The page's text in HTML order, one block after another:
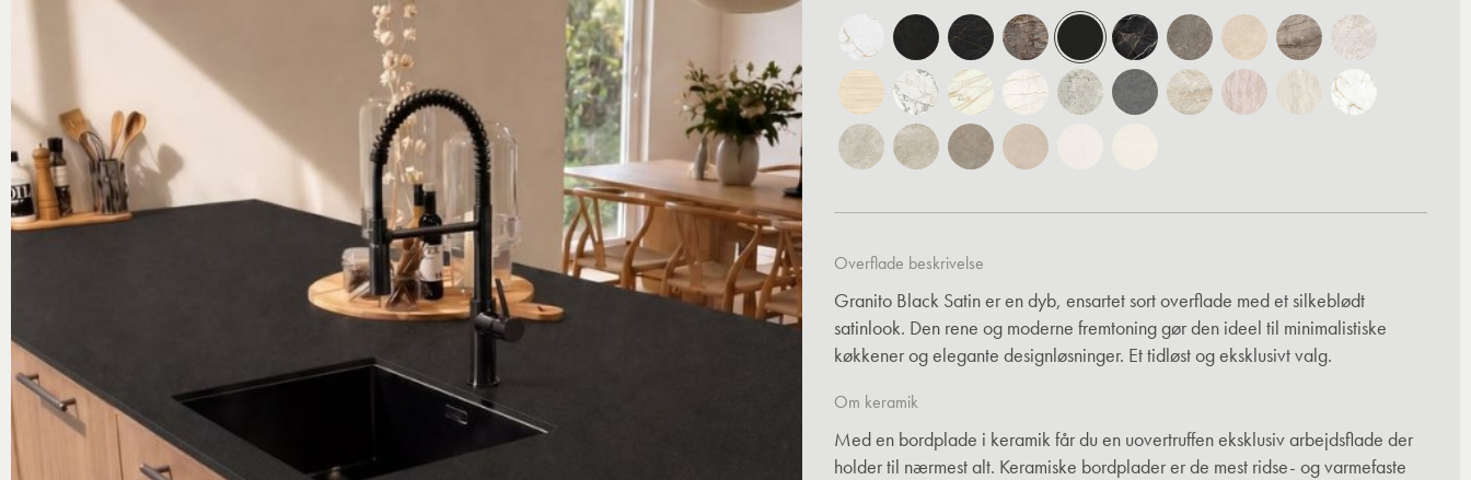
Overflade beskrivelse
Granito Black Satin er en dyb, ensartet sort overflade med et silkeblødt
satinlook. Den rene og moderne fremtoning gør den ideel til minimalistiske
køkkener og elegante designløsninger. Et tidløst og eksklusivt valg.
Om keramik
Med en bordplade i keramik får du en uovertruffen eksklusiv arbejdsflade der
holder til nærmest alt. Keramiske bordplader er de mest ridse- og varmefaste